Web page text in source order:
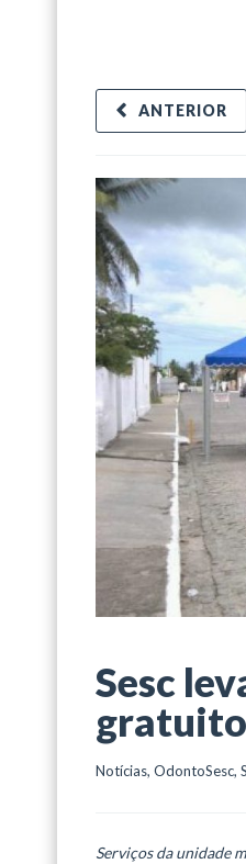
ANTERIOR
Sesc
gratuito
Notícias, OdontoSesc,
Serviços da unidade